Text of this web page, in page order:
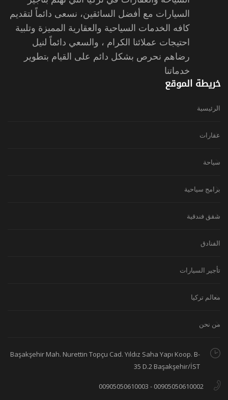
السيارات مع أفضل السائقين، نسعى دائماً لتقديم
كافه الخدمات السياحية والعقارية المميزة وتلبية
احتيجات عملائنا الكرام ، والسعي دائماً لنيل
رضاهم نحرص بشكل دائم على القيام بتطوير
خدماتنا
خريطة الموقع
الرئيسية
عقارات
سياحة
برامج سياحية
شقق فندقية
الفنادق
تأجير السيارات
معالم تركيا
من نحن
Başakşehir Mah. Nurettin Topçu Cad. Yıldız Saha Yapı Koop. B-
35 D.2 Başakşehir/İST
00905050610002 - 00905050610003